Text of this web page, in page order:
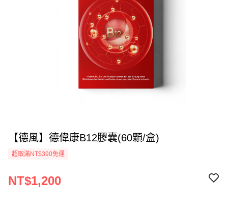
【德風】德偉康B12膠囊(60顆/盒)
超取滿NT$390免運
NT$1,200